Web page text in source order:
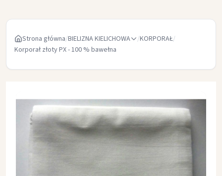
Strona główna/BIELIZNA KIELICHOWA /KORPORAŁ/
Korporał złoty PX - 100 % bawełna